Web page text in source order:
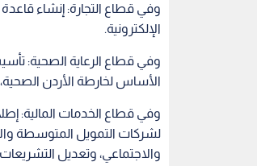
وفي قطاع التجارة: إنشاء قاعدة
الإلكترونية.
وفي قطاع الرعاية الصحية:
الأساس لخارطة الأردن
لشركات التمويل المتوسطة
والاجتماعي، وتعديل